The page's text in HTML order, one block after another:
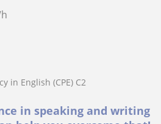
in English (CPE) C2
in speaking and writing